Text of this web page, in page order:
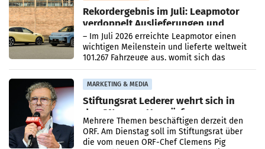
Rekordergebnis im Juli: Leapmotor
verdoppelt Auslieferungen und
überschreitet die 100.000er-Marke
– Im Juli 2026 erreichte Leapmotor einen
wichtigen Meilenstein und lieferte weltweit
101.267 Fahrzeuge aus, womit sich das
Ergebnis gegenüber Juli 2025 mehr als
verdoppelte (+102
MARKETING & MEDIA
Stiftungsrat Lederer wehrt sich in
den SN gegen Vorwürfe
Mehrere Themen beschäftigen derzeit den
ORF. Am Dienstag soll im Stiftungsrat über
die vom neuen ORF-Chef Clemens Pig